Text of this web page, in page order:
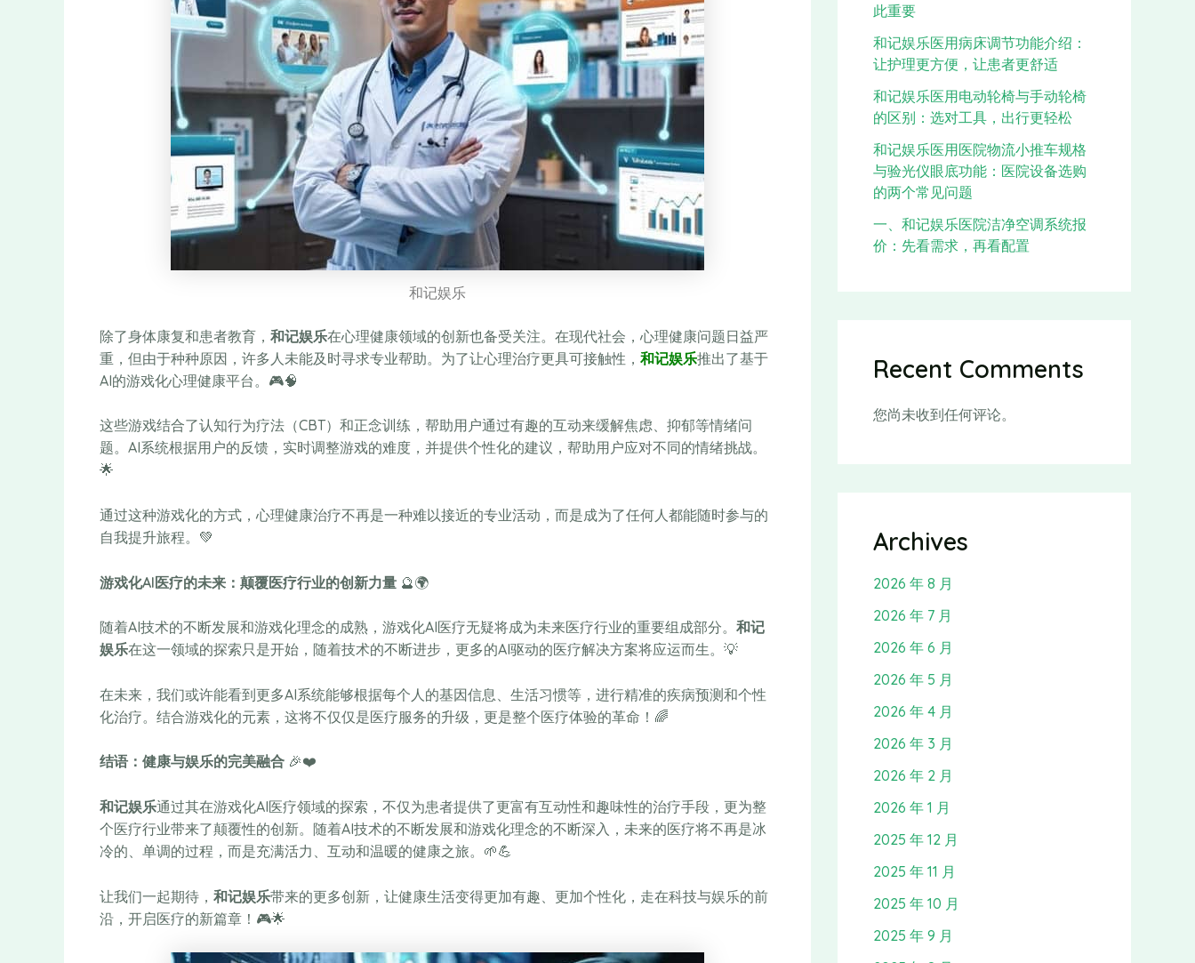
和记娱乐
除了身体康复和患者教育， 和记娱乐在心理健康领域的创新也备受关注。在现代社会，心理健康问题日益严
重，但由于种种原因，许多人未能及时寻求专业帮助。为了让心理治疗更具可接触性， 和记娱乐推出了基于
AI的游戏化心理健康平台。🎮🧠
这些游戏结合了认知行为疗法（CBT）和正念训练，帮助用户通过有趣的互动来缓解焦虑、抑郁等情绪问
题。AI系统根据用户的反馈，实时调整游戏的难度，并提供个性化的建议，帮助用户应对不同的情绪挑战。
🌟
通过这种游戏化的方式，心理健康治疗不再是一种难以接近的专业活动，而是成为了任何人都能随时参与的
自我提升旅程。💚
游戏化AI医疗的未来：颠覆医疗行业的创新力量 🔮🌍
随着AI技术的不断发展和游戏化理念的成熟，游戏化AI医疗无疑将成为未来医疗行业的重要组成部分。 和记
娱乐在这一领域的探索只是开始，随着技术的不断进步，更多的AI驱动的医疗解决方案将应运而生。💡
在未来，我们或许能看到更多AI系统能够根据每个人的基因信息、生活习惯等，进行精准的疾病预测和个性
化治疗。结合游戏化的元素，这将不仅仅是医疗服务的升级，更是整个医疗体验的革命！🌈
结语：健康与娱乐的完美融合 🎉❤️
和记娱乐通过其在游戏化AI医疗领域的探索，不仅为患者提供了更富有互动性和趣味性的治疗手段，更为整
个医疗行业带来了颠覆性的创新。随着AI技术的不断发展和游戏化理念的不断深入，未来的医疗将不再是冰
冷的、单调的过程，而是充满活力、互动和温暖的健康之旅。🌱💪
让我们一起期待， 和记娱乐带来的更多创新，让健康生活变得更加有趣、更加个性化，走在科技与娱乐的前
沿，开启医疗的新篇章！🎮🌟
此重要
和记娱乐医用病床调节功能介绍：
让护理更方便，让患者更舒适
和记娱乐医用电动轮椅与手动轮椅
的区别：选对工具，出行更轻松
和记娱乐医用医院物流小推车规格
与验光仪眼底功能：医院设备选购
的两个常见问题
一、和记娱乐医院洁净空调系统报
价：先看需求，再看配置
Recent Comments
您尚未收到任何评论。
Archives
2026 年 8 月
2026 年 7 月
2026 年 6 月
2026 年 5 月
2026 年 4 月
2026 年 3 月
2026 年 2 月
2026 年 1 月
2025 年 12 月
2025 年 11 月
2025 年 10 月
2025 年 9 月